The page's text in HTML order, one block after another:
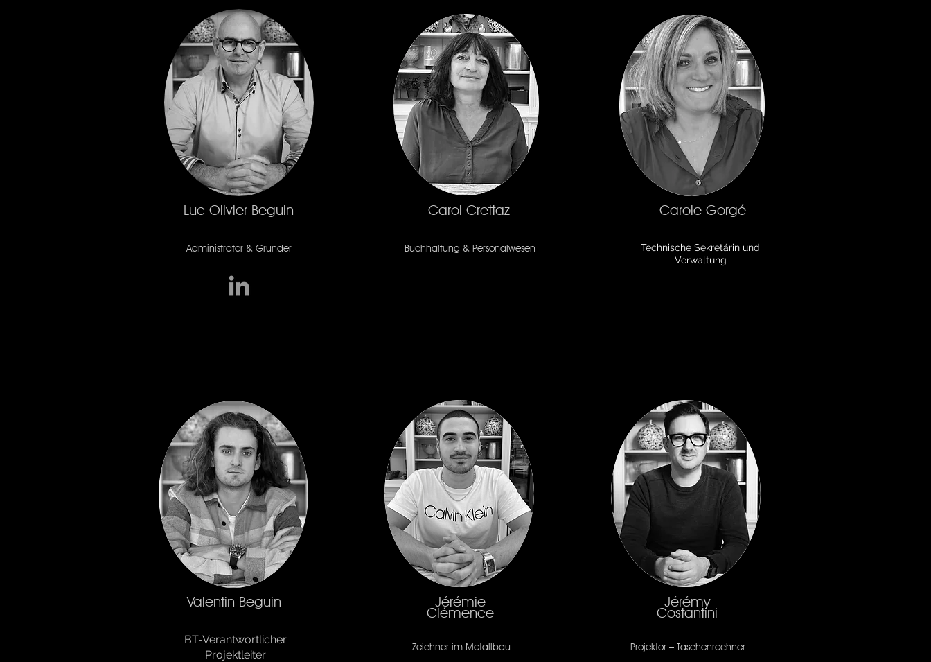
Luc-Olivier Beguin
Administrator & Gründer
Carol Crettaz
Buchhaltung & Personalwesen
Carole Gorgé
Technische Sekretärin und
Verwaltung
Valentin Beguin
BT-Verantwortlicher
Projektleiter
Jérémie
Clémence
Zeichner im Metallbau
Jérémy
Costantini
Projektor – Taschenrechner